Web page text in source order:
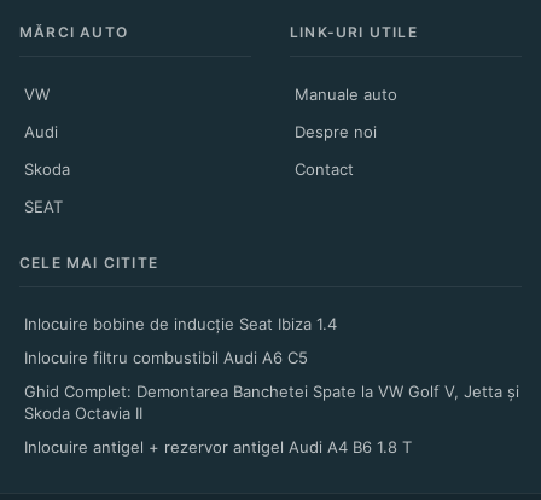
MĂRCI AUTO
VW
Audi
Skoda
SEAT
LINK-URI UTILE
Manuale auto
Despre noi
Contact
CELE MAI CITITE
Inlocuire bobine de inducție Seat Ibiza 1.4
Inlocuire filtru combustibil Audi A6 C5
Ghid Complet: Demontarea Banchetei Spate la VW Golf V, Jetta și
Skoda Octavia II
Inlocuire antigel + rezervor antigel Audi A4 B6 1.8 T